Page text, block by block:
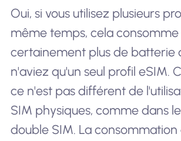
Oui, si vous utilisez plusieurs
même temps, cela consomme
certainement plus de batterie
n'aviez qu'un seul profil eSIM.
ce n'est pas différent de
SIM physiques, comme dans
double SIM. La